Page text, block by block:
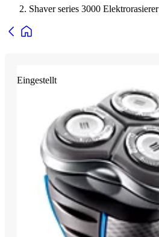
Shaver series 3000 Elektrorasierer
Eingestellt